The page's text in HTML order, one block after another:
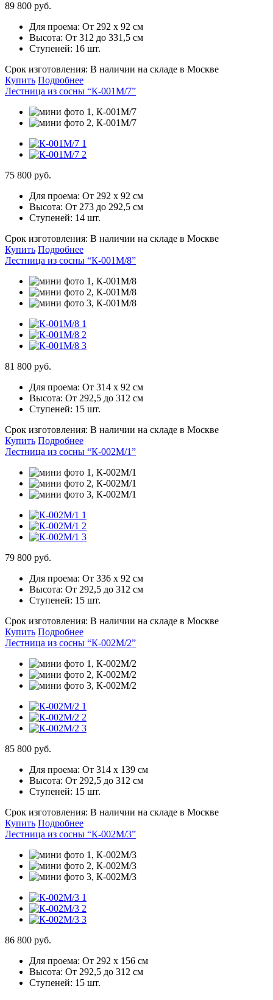
89 800 руб.
Для проема: От 292 х 92 см
Высота: От 312 до 331,5 см
Ступеней: 16 шт.
Срок изготовления: В наличии на складе в Москве
Купить Подробнее
Лестница из сосны “К-001М/7”
75 800 руб.
Для проема: От 292 х 92 см
Высота: От 273 до 292,5 см
Ступеней: 14 шт.
Срок изготовления: В наличии на складе в Москве
Купить Подробнее
Лестница из сосны “К-001М/8”
81 800 руб.
Для проема: От 314 х 92 см
Высота: От 292,5 до 312 см
Ступеней: 15 шт.
Срок изготовления: В наличии на складе в Москве
Купить Подробнее
Лестница из сосны “К-002М/1”
79 800 руб.
Для проема: От 336 х 92 см
Высота: От 292,5 до 312 см
Ступеней: 15 шт.
Срок изготовления: В наличии на складе в Москве
Купить Подробнее
Лестница из сосны “К-002М/2”
85 800 руб.
Для проема: От 314 х 139 см
Высота: От 292,5 до 312 см
Ступеней: 15 шт.
Срок изготовления: В наличии на складе в Москве
Купить Подробнее
Лестница из сосны “К-002М/3”
86 800 руб.
Для проема: От 292 х 156 см
Высота: От 292,5 до 312 см
Ступеней: 15 шт.